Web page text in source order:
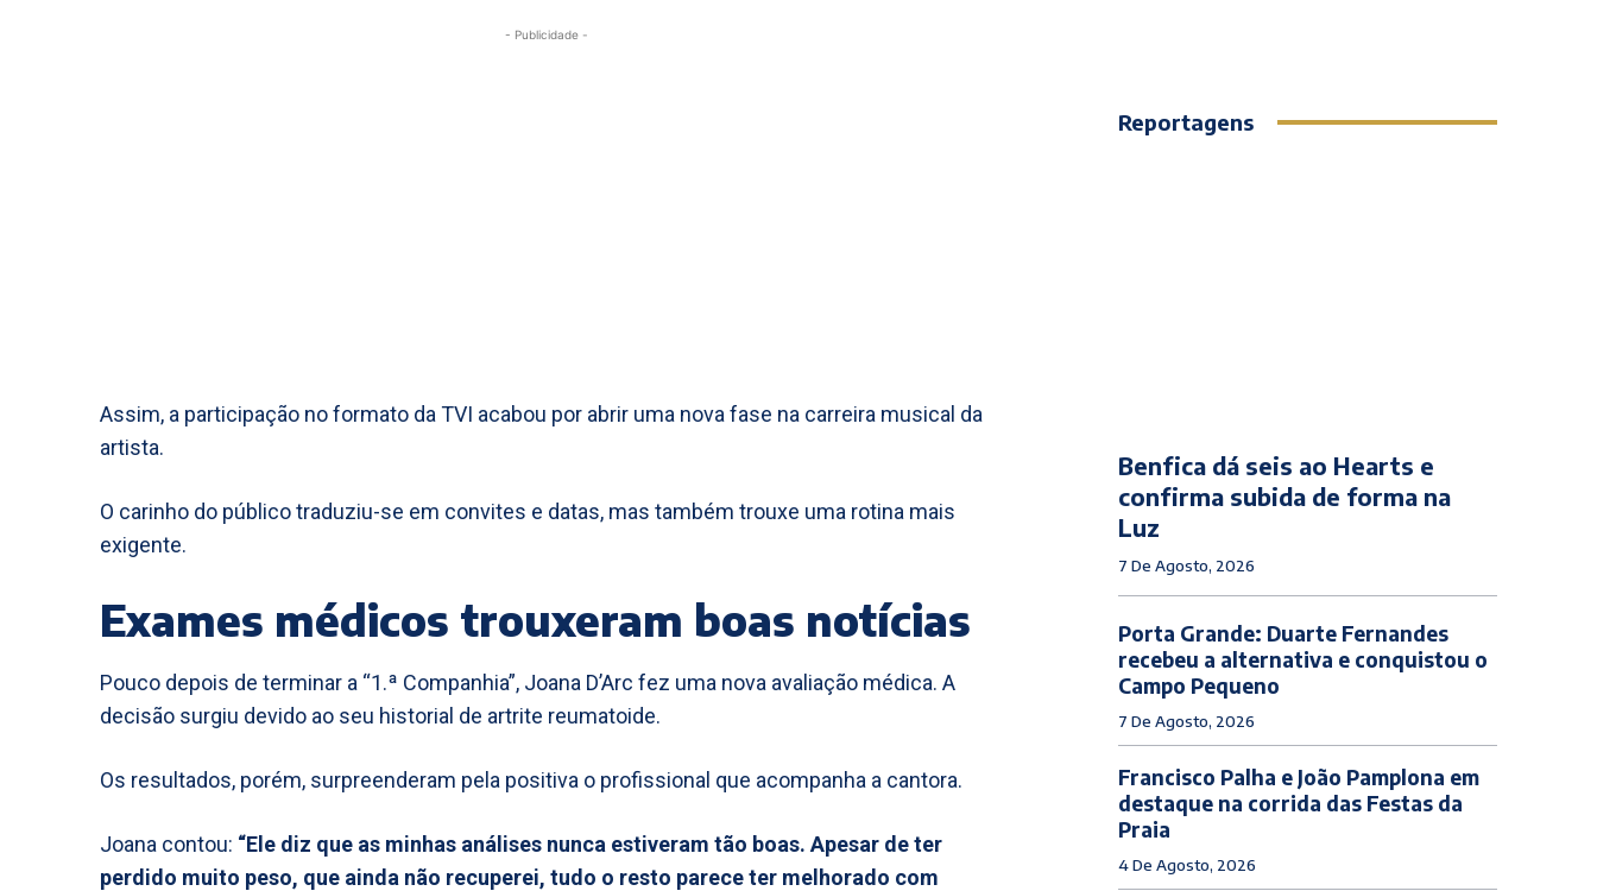
- Publicidade -
Assim, a participação no formato da TVI acabou por abrir uma nova fase na carreira musical da
artista.
O carinho do público traduziu-se em convites e datas, mas também trouxe uma rotina mais
exigente.
Exames médicos trouxeram boas notícias
Pouco depois de terminar a “1.ª Companhia”, Joana D’Arc fez uma nova avaliação médica. A
decisão surgiu devido ao seu historial de artrite reumatoide.
Os resultados, porém, surpreenderam pela positiva o profissional que acompanha a cantora.
Joana contou: “Ele diz que as minhas análises nunca estiveram tão boas. Apesar de ter
perdido muito peso, que ainda não recuperei, tudo o resto parece ter melhorado com
Reportagens
Benfica dá seis ao Hearts e
confirma subida de forma na
Luz
7 De Agosto, 2026
Porta Grande: Duarte Fernandes
recebeu a alternativa e conquistou o
Campo Pequeno
7 De Agosto, 2026
Francisco Palha e João Pamplona em
destaque na corrida das Festas da
Praia
4 De Agosto, 2026